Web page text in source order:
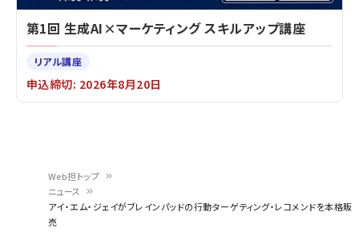
Web担トップ
ニュース
アイ・エム・ジェイがブレインパッドの行動ターゲティング・レコメンドを本格販
売
第1回 生成AI×マーケティング スキルアップ講座
リアル講座
申込締切: 2026年8月20日